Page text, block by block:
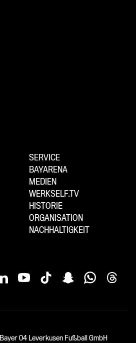
SERVICE
BAYARENA
MEDIEN
WERKSELF.TV
HISTORIE
ORGANISATION
NACHHALTIGKEIT
Bayer 04 Leverkusen Fußball GmbH